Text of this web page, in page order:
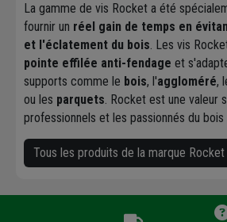
La gamme de vis Rocket a été
fournir un réel gain de temps en
et l'éclatement du bois. Les vis
pointe effilée anti-fendage et
supports comme le bois, l'aggloméré,
ou les parquets. Rocket est une valeur
professionnels et les passionnés du bois
Tous les produits de la marque Rocket